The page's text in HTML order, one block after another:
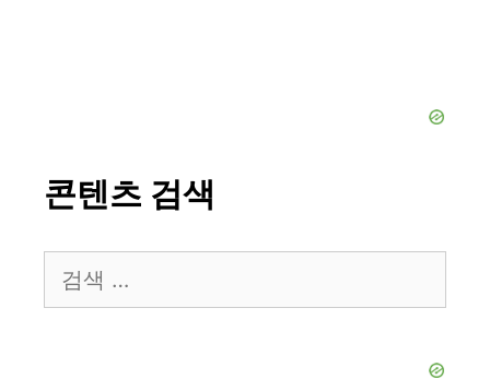
콘텐츠 검색
색: